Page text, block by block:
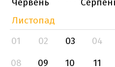
Листопад
01
02 03 04
08
09 10 11